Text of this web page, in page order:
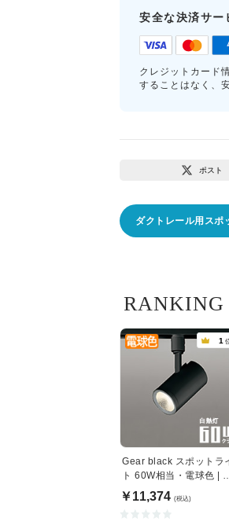
安全な決済サー
クレジットカード
することはなく、
ポスト
ダクトレール用スポ
RANKING
1
Gear black スポットラ
ト 60W相当・電球色 |
クトレール用
￥11,374 (税込)